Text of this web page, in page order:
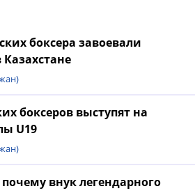
боксера завоевали
боксеров выступят на
U19
внук легендарного